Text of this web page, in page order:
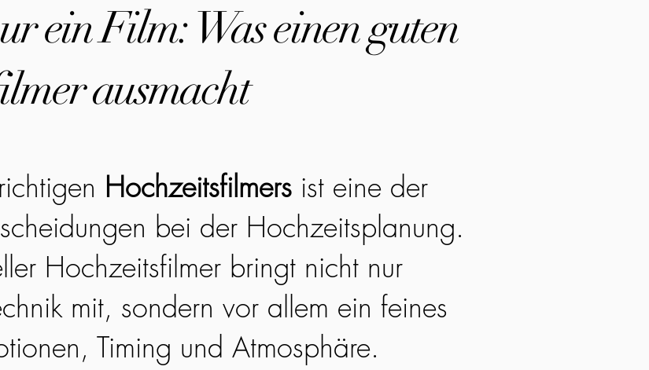
ein Film: Was einen guten
ausmacht
Hochzeitsfilmers ist eine der
bei der Hochzeitsplanung.
Hochzeitsfilmer bringt nicht nur
mit, sondern vor allem ein feines
Timing und Atmosphäre.